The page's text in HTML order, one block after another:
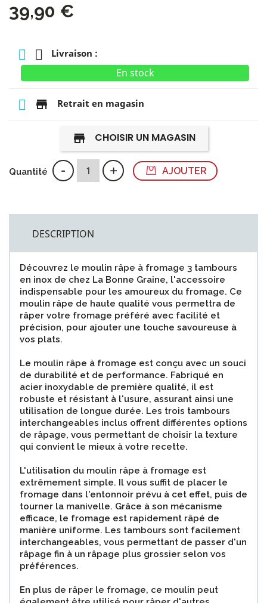
39,90 €
Livraison :
En stock
store Retrait en magasin
store CHOISIR UN MAGASIN
Quantité - + AJOUTER
DESCRIPTION
Découvrez le moulin râpe à fromage 3 tambours
en inox de chez La Bonne Graine, l'accessoire
indispensable pour les amoureux du fromage. Ce
moulin râpe de haute qualité vous permettra de
râper votre fromage préféré avec facilité et
précision, pour ajouter une touche savoureuse à
vos plats.
Le moulin râpe à fromage est conçu avec un souci
de durabilité et de performance. Fabriqué en
acier inoxydable de première qualité, il est
robuste et résistant à l'usure, assurant ainsi une
utilisation de longue durée. Les trois tambours
interchangeables inclus offrent différentes options
de râpage, vous permettant de choisir la texture
qui convient le mieux à votre recette.
L'utilisation du moulin râpe à fromage est
extrêmement simple. Il vous suffit de placer le
fromage dans l'entonnoir prévu à cet effet, puis de
tourner la manivelle. Grâce à son mécanisme
efficace, le fromage est rapidement râpé de
manière uniforme. Les tambours sont facilement
interchangeables, vous permettant de passer d'un
râpage fin à un râpage plus grossier selon vos
préférences.
En plus de râper le fromage, ce moulin peut